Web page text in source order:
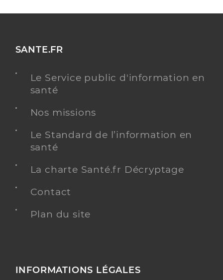
SANTE.FR
Le Service public d'information en
santé
Nos missions
Le Standard de l’information en
santé
La charte Santé.fr Décryptage
Contact
Plan du site
INFORMATIONS LÉGALES